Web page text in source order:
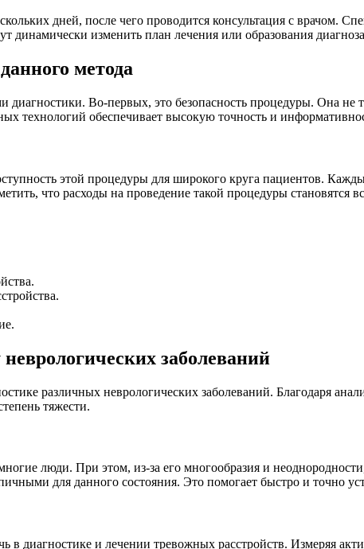
дней, после чего проводится консультация с врачом.
динамически изменить план лечения или образования
метода
Во-первых, это безопасность процедуры. Она не
технологий обеспечивает высокую точность и
этой процедуры для широкого круга пациентов.
что расходы на проведение такой процедуры становятся
заболеваний
различных неврологических заболеваний. Благодаря
тяжести.
люди. При этом, из-за его многообразия и
для данного состояния. Это помогает быстро и точно
диагностике и лечении тревожных расстройств. Измеряя